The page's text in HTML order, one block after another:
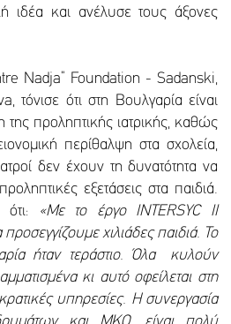
ιδέα και ανέλυσε τους άξονες
Nadja” Foundation - Sadanski,
τόνισε ότι στη Βουλγαρία είναι
προληπτικής ιατρικής, καθώς
περίθαλψη στα σχολεία,
δεν έχουν τη δυνατότητα να
εξετάσεις στα παιδιά.
«Με το έργο INTERSYC II
χιλιάδες παιδιά. Το
ήταν τεράστιο. Όλα κυλούν
κι αυτό οφείλεται στη
υπηρεσίες. Η συνεργασία